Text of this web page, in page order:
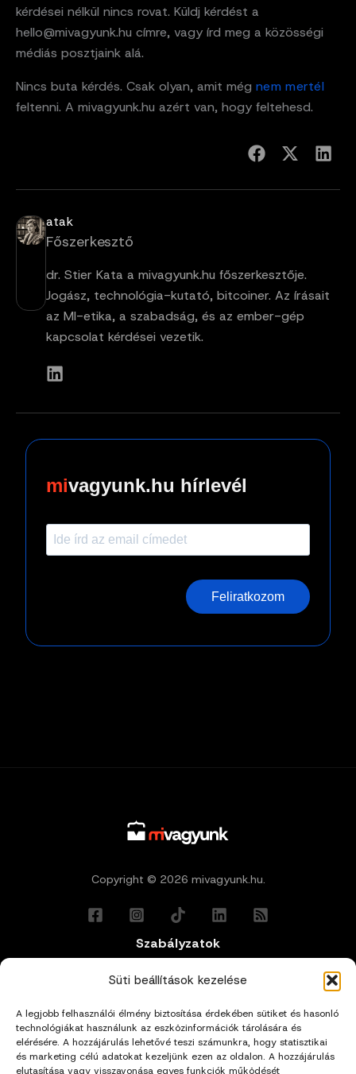
Süti beállítások kezelése
A legjobb felhasználói élmény biztosítása érdekében sütiket és hasonló
technológiákat használunk az eszközinformációk tárolására és
elérésére. A hozzájárulás lehetővé teszi számunkra, hogy statisztikai
és marketing célú adatokat kezeljünk ezen az oldalon. A hozzájárulás
elutasítása vagy visszavonása egyes funkciók működését
kérdései nélkül nincs rovat. Küldj kérdést a
hello@mivagyunk.hu címre, vagy írd meg a közösségi
médiás posztjaink alá.
Nincs buta kérdés. Csak olyan, amit még nem mertél
feltenni. A mivagyunk.hu azért van, hogy feltehesd.
atak
Főszerkesztő
dr. Stier Kata a mivagyunk.hu főszerkesztője.
Jogász, technológia-kutató, bitcoiner. Az írásait
az MI-etika, a szabadság, és az ember-gép
kapcsolat kérdései vezetik.
vagyunk.hu hírlevél
Feliratkozom
Copyright © 2026 mivagyunk.hu.
Szabályzatok
Általános Felhasználási Feltételek
Adatkezelési Tájékoztató
Impresszum